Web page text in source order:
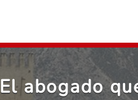
El abogado